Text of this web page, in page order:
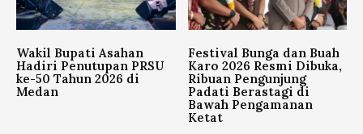
Wakil Bupati Asahan
Hadiri Penutupan PRSU
ke-50 Tahun 2026 di
Medan
Festival Bunga dan Buah
Karo 2026 Resmi Dibuka,
Ribuan Pengunjung
Padati Berastagi di
Bawah Pengamanan
Ketat